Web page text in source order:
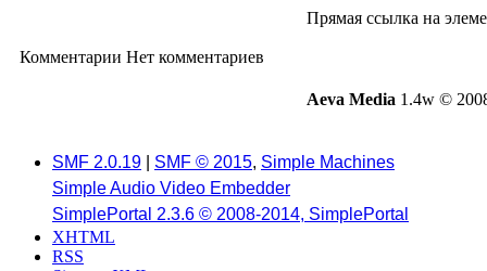
Прямая ссылка на
Комментарии Нет комментариев
Aeva Media 1.4w ©
SMF 2.0.19 SMF © 2015, Simple Machines
Simple Audio Video Embedder
SimplePortal 2.3.6 © 2008-2014, SimplePortal
XHTML
RSS